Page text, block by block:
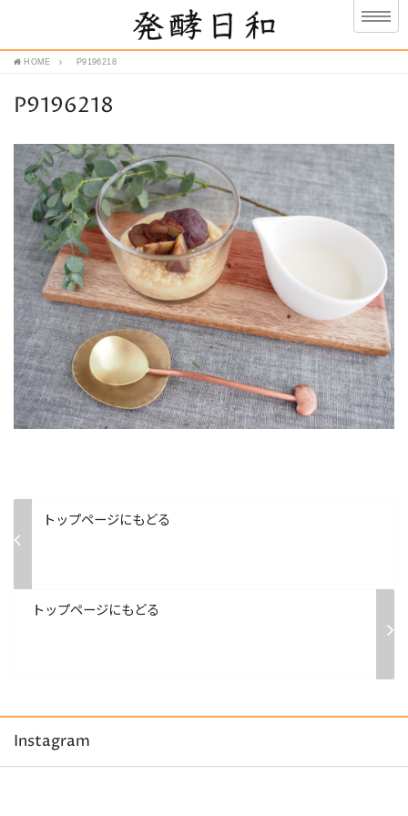
HOME P9196218
P9196218
トップページにもどる
トップページにもどる
Instagram